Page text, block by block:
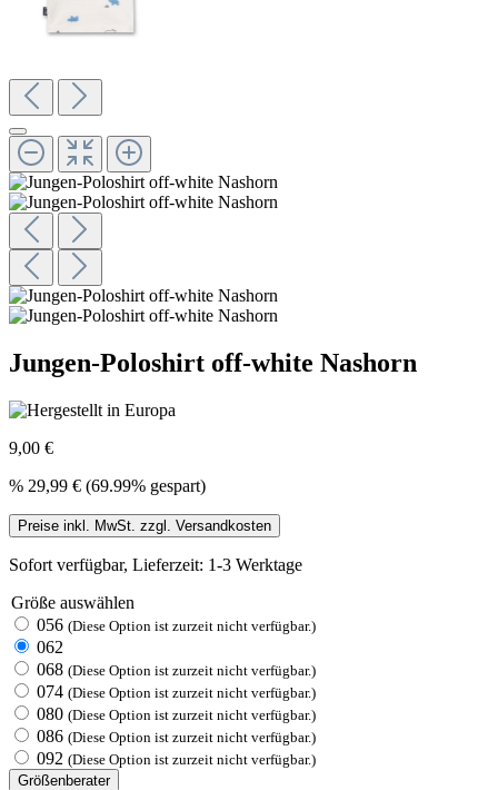
Jungen-Poloshirt off-white Nashorn
9,00 €
% 29,99 € (69.99% gespart)
Preise inkl. MwSt. zzgl. Versandkosten
Sofort verfügbar, Lieferzeit: 1-3 Werktage
Größe auswählen
056 (Diese Option ist zurzeit nicht verfügbar.)
062
068 (Diese Option ist zurzeit nicht verfügbar.)
074 (Diese Option ist zurzeit nicht verfügbar.)
080 (Diese Option ist zurzeit nicht verfügbar.)
086 (Diese Option ist zurzeit nicht verfügbar.)
092 (Diese Option ist zurzeit nicht verfügbar.)
Größenberater